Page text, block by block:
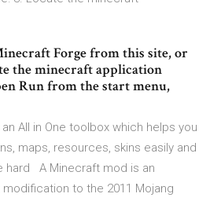
Forge from this site, or
the minecraft application
Run from the start menu,
All in One toolbox which helps you
maps, resources, skins easily and
hard A Minecraft mod is an
to the 2011 Mojang